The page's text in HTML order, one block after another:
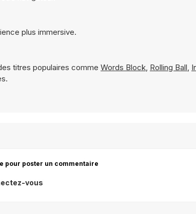
plus immersive.
titres populaires comme Words Block, Rolling Ball,
pour poster un commentaire
vous